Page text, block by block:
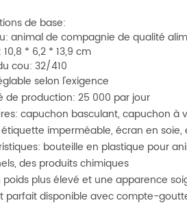
de base:
animal de compagnie de qualité
* 6,2 * 13,9 cm
cou: 32/410
selon l'exigence
de production: 25 000 par jour
capuchon basculant, capuchon à
imperméable, écran en
bouteille en plastique pour
des produits chimiques
plus élevé et une apparence
parfait disponible avec compte-